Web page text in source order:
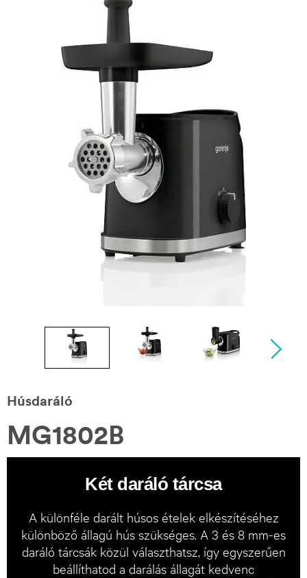
Húsdaráló
MG1802B
Két daráló tárcsa
A különféle darált húsos ételek elkészítéséhez
különböző állagú hús szükséges. A 3 és 8 mm-es
daráló tárcsák közül választhatsz, így egyszerűen
beállíthatod a darálás állagát kedvenc